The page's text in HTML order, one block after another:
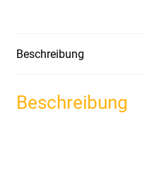
Beschreibung
Beschreibung